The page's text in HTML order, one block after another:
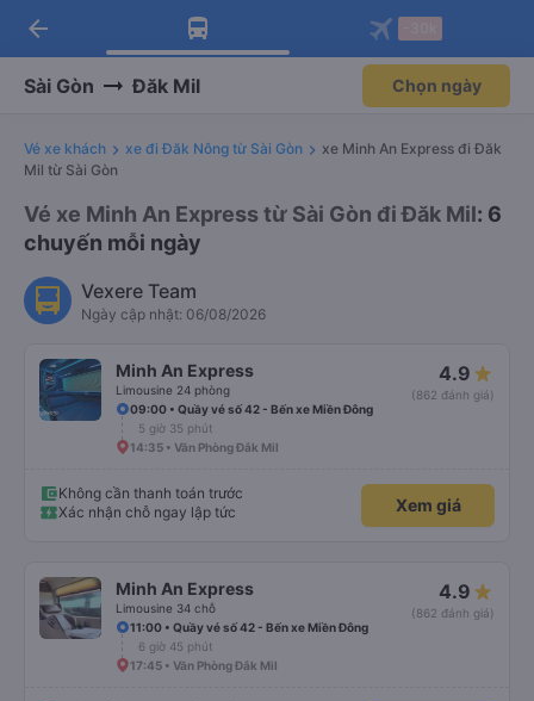
Tải app Vexere ngay!
Nhận ưu đãi thành viên độc
Mở app
Tải app Vexere
-30k/ghế khi đặt vé máy bay qua
Mở app
arrow_back
Sài Gòn Đăk Mil Chọn ngày
Vé xe khách xe đi Đăk Nông từ Sài Gòn
xe Minh An Express đi Đăk
Mil từ Sài Gòn
Vé xe Minh An Express từ Sài Gòn đi Đăk Mil: 6
chuyến mỗi ngày
Vexere Team
Ngày cập nhật: 06/08/2026
Minh An Express
Limousine 24 phòng
4.9
(862 đánh giá)
09:00 • Quầy vé số 42 - Bến xe Miền Đông
5 giờ 35 phút
14:35 • Văn Phòng Đắk Mil
Không cần thanh toán trước
Xác nhận chỗ ngay lập tức
Xem giá
Minh An Express
Limousine 34 chỗ
4.9
(862 đánh giá)
11:00 • Quầy vé số 42 - Bến xe Miền Đông
6 giờ 45 phút
17:45 • Văn Phòng Đắk Mil